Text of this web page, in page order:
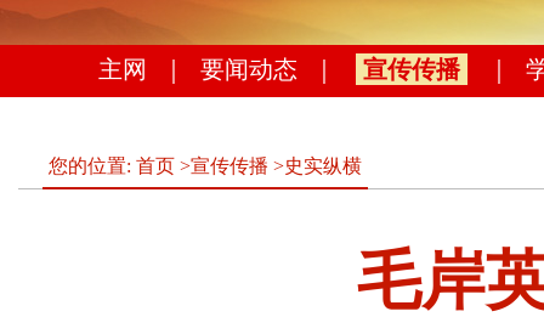
主网 要闻动态 宣传传播
您的位置: 首页 >宣传传播 >史实纵横
毛岸